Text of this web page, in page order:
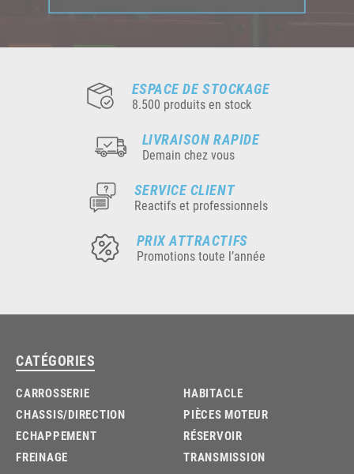
ESPACE DE STOCKAGE
8.500 produits en stock
LIVRAISON RAPIDE
Demain chez vous
SERVICE CLIENT
Reactifs et professionnels
PRIX ATTRACTIFS
Promotions toute l’année
CATÉGORIES
CARROSSERIE
CHASSIS/DIRECTION
ECHAPPEMENT
FREINAGE
HABITACLE
PIÈCES MOTEUR
RÉSERVOIR
TRANSMISSION